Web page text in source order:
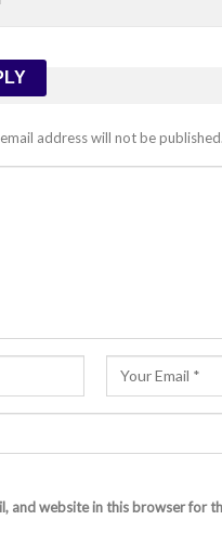
address will not be published.
and website in this browser for